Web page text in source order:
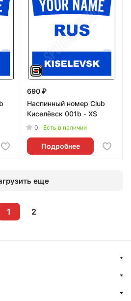
690 ₽
Наспинный номер Club
Киселёвск 001b - XS
0 Есть в наличии
Подробнее
еще
1 2